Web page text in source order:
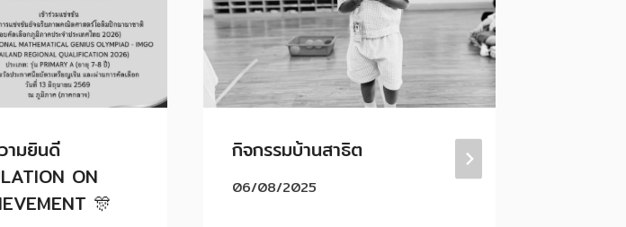
ามยินดี
ON
🎊
กิจกรรมบ้านสาธิต
06/08/2025